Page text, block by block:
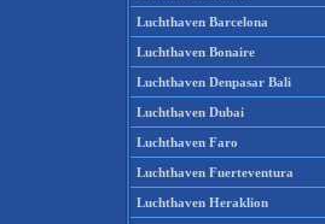
Luchthaven Barcelona
Luchthaven Bonaire
Luchthaven Denpasar Bali
Luchthaven Dubai
Luchthaven Faro
Luchthaven Fuerteventura
Luchthaven Heraklion